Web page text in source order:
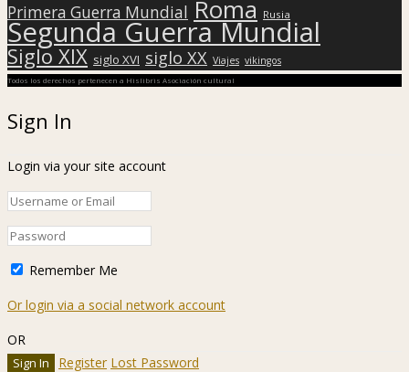
Primera Guerra Mundial Roma Rusia
Segunda Guerra Mundial
Siglo XIX siglo XVI siglo XX Viajes vikingos
Todos los derechos pertenecen a Hislibris Asociación cultural
Sign In
Login via your site account
Remember Me
Or login via a social network account
OR
Register Lost Password